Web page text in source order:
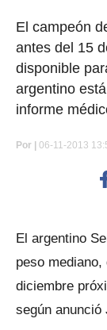
El campeón
antes del 15
disponible
argentino
informe
Por 06-11-2013
El argentino
peso
diciembre
según anunció